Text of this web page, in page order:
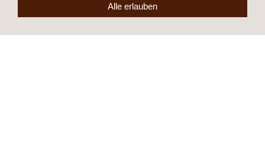
Alle erlauben